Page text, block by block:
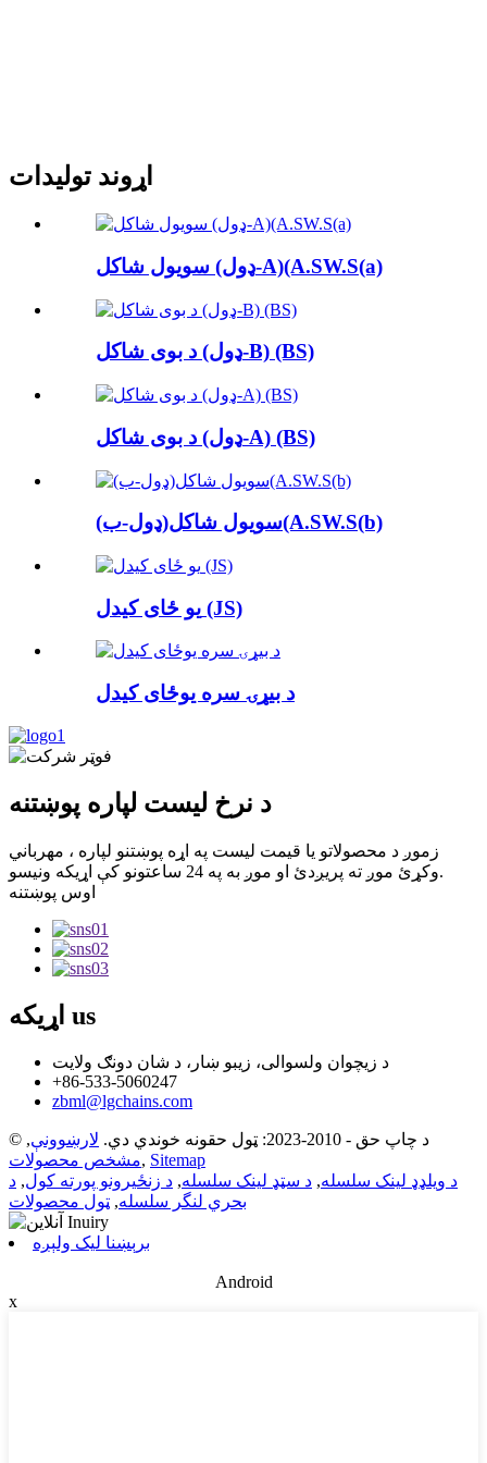
اړوند توليدات
سویول شاکل (ډول-A)(A.SW.S(a)
د بوی شاکل (ډول-B) (BS)
د بوی شاکل (ډول-A) (BS)
سویول شاکل(ډول-ب)(A.SW.S(b)
یو ځای کیدل (JS)
د بیړۍ سره یوځای کیدل
د نرخ لیست لپاره پوښتنه
زموږ د محصولاتو یا قیمت لیست په اړه پوښتنو لپاره ، مهرباني
وکړئ موږ ته پریږدئ او موږ به په 24 ساعتونو کې اړیکه ونیسو.
اوس پوښتنه
اړیکه us
د زیچوان ولسوالی، زیبو ښار، د شان دونګ ولایت
+86-533-5060247
zbml@lgchains.com
© د چاپ حق - 2010-2023: ټول حقونه خوندي دي. لارښوونې,
مشخص محصولات, Sitemap
د ویلډډ لینک سلسله, د سټډ لینک سلسله, د زنځیرونو پورته کول, د
بحري لنگر سلسله, ټول محصولات
برېښنا لیک ولېږه
Android
x